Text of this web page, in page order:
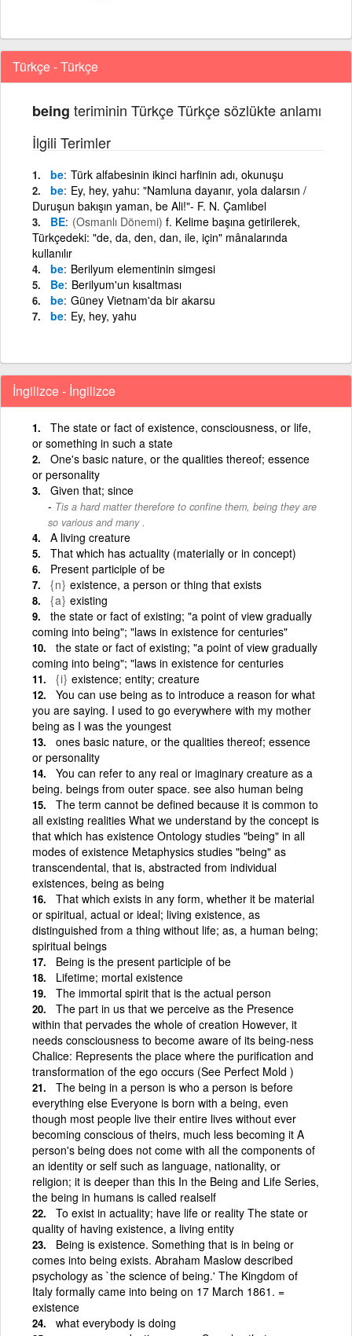
Türkçe - Türkçe
being teriminin Türkçe Türkçe sözlükte anlamı
İlgili Terimler
be Türk alfabesinin ikinci harfinin adı, okunuşu
be Ey, hey, yahu: "Namluna dayanır, yola dalarsın /
Duruşun bakışın yaman, be Ali!"- F. N. Çamlıbel
BE (Osmanlı Dönemi) f. Kelime başına getirilerek,
Türkçedeki: "de, da, den, dan, ile, için" mânalarında
kullanılır
be Berilyum elementinin simgesi
Be Berilyum'un kısaltması
be Güney Vietnam'da bir akarsu
be Ey, hey, yahu
İngilizce - İngilizce
The state or fact of existence, consciousness, or life,
or something in such a state
One's basic nature, or the qualities thereof; essence
or personality
Given that; since
Tis a hard matter therefore to confine them, being they are
so various and many .
A living creature
That which has actuality (materially or in concept)
Present participle of be
{n} existence, a person or thing that exists
{a} existing
the state or fact of existing; "a point of view gradually
coming into being"; "laws in existence for centuries"
the state or fact of existing; "a point of view gradually
coming into being"; "laws in existence for centuries
{i} existence; entity; creature
You can use being as to introduce a reason for what
you are saying. I used to go everywhere with my mother
being as I was the youngest
ones basic nature, or the qualities thereof; essence
or personality
You can refer to any real or imaginary creature as a
being. beings from outer space. see also human being
The term cannot be defined because it is common to
all existing realities What we understand by the concept is
that which has existence Ontology studies "being" in all
modes of existence Metaphysics studies "being" as
transcendental, that is, abstracted from individual
existences, being as being
That which exists in any form, whether it be material
or spiritual, actual or ideal; living existence, as
distinguished from a thing without life; as, a human being;
spiritual beings
Being is the present participle of be
Lifetime; mortal existence
The immortal spirit that is the actual person
The part in us that we perceive as the Presence
within that pervades the whole of creation However, it
needs consciousness to become aware of its being-ness
Chalice: Represents the place where the purification and
transformation of the ego occurs (See Perfect Mold )
The being in a person is who a person is before
everything else Everyone is born with a being, even
though most people live their entire lives without ever
becoming conscious of theirs, much less becoming it A
person's being does not come with all the components of
an identity or self such as language, nationality, or
religion; it is deeper than this In the Being and Life Series,
the being in humans is called realself
To exist in actuality; have life or reality The state or
quality of having existence, a living entity
Being is existence. Something that is in being or
comes into being exists. Abraham Maslow described
psychology as `the science of being.' The Kingdom of
Italy formally came into being on 17 March 1861. =
existence
what everybody is doing